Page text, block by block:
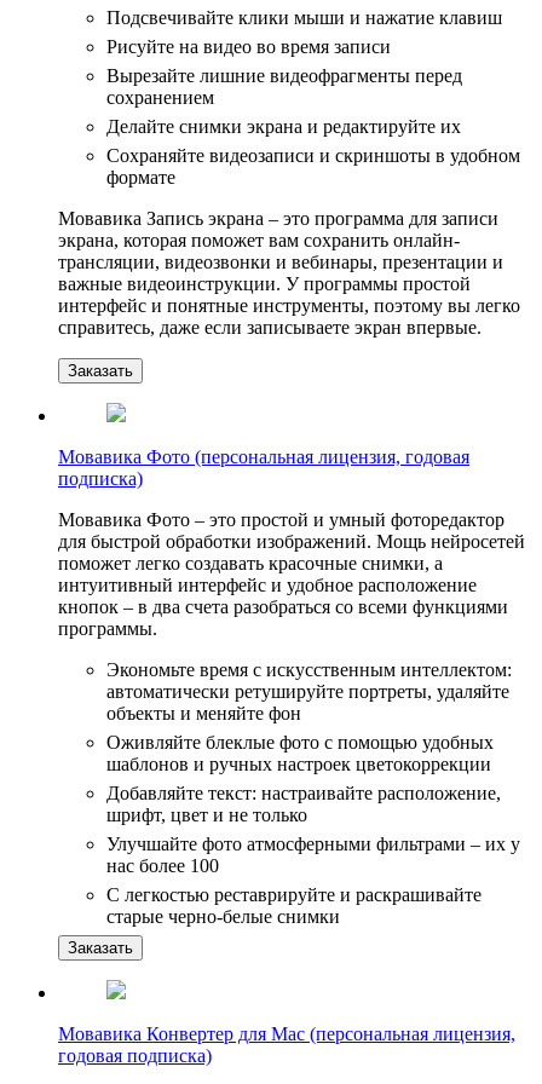
Подсвечивайте клики мыши и нажатие клавиш
Рисуйте на видео во время записи
Вырезайте лишние видеофрагменты перед
сохранением
Делайте снимки экрана и редактируйте их
Сохраняйте видеозаписи и скриншоты в удобном
формате
Мовавика Запись экрана – это программа для записи
экрана, которая поможет вам сохранить онлайн-
трансляции, видеозвонки и вебинары, презентации и
важные видеоинструкции. У программы простой
интерфейс и понятные инструменты, поэтому вы легко
справитесь, даже если записываете экран впервые.
Заказать
Мовавика Фото (персональная лицензия, годовая
подписка)
Мовавика Фото – это простой и умный фоторедактор
для быстрой обработки изображений. Мощь нейросетей
поможет легко создавать красочные снимки, а
интуитивный интерфейс и удобное расположение
кнопок – в два счета разобраться со всеми функциями
программы.
Экономьте время с искусственным интеллектом:
автоматически ретушируйте портреты, удаляйте
объекты и меняйте фон
Оживляйте блеклые фото с помощью удобных
шаблонов и ручных настроек цветокоррекции
Добавляйте текст: настраивайте расположение,
шрифт, цвет и не только
Улучшайте фото атмосферными фильтрами – их у
нас более 100
С легкостью реставрируйте и раскрашивайте
старые черно-белые снимки
Заказать
Мовавика Конвертер для Mac (персональная лицензия,
годовая подписка)